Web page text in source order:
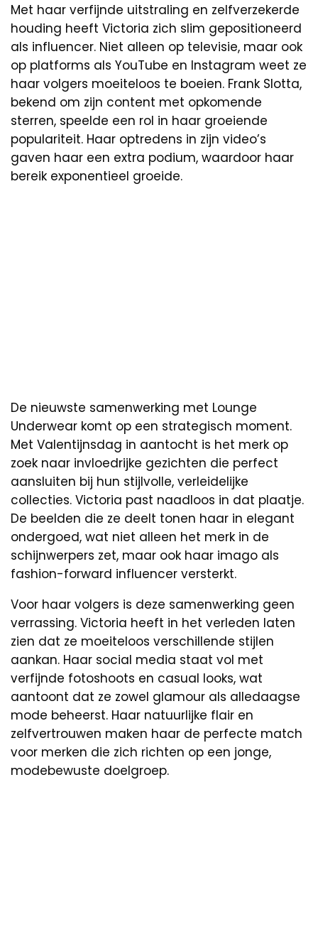
Met haar verfijnde uitstraling en zelfverzekerde
houding heeft Victoria zich slim gepositioneerd
als influencer. Niet alleen op televisie, maar ook
op platforms als YouTube en Instagram weet ze
haar volgers moeiteloos te boeien. Frank Slotta,
bekend om zijn content met opkomende
sterren, speelde een rol in haar groeiende
populariteit. Haar optredens in zijn video’s
gaven haar een extra podium, waardoor haar
bereik exponentieel groeide.
De nieuwste samenwerking met Lounge
Underwear komt op een strategisch moment.
Met Valentijnsdag in aantocht is het merk op
zoek naar invloedrijke gezichten die perfect
aansluiten bij hun stijlvolle, verleidelijke
collecties. Victoria past naadloos in dat plaatje.
De beelden die ze deelt tonen haar in elegant
ondergoed, wat niet alleen het merk in de
schijnwerpers zet, maar ook haar imago als
fashion-forward influencer versterkt.
Voor haar volgers is deze samenwerking geen
verrassing. Victoria heeft in het verleden laten
zien dat ze moeiteloos verschillende stijlen
aankan. Haar social media staat vol met
verfijnde fotoshoots en casual looks, wat
aantoont dat ze zowel glamour als alledaagse
mode beheerst. Haar natuurlijke flair en
zelfvertrouwen maken haar de perfecte match
voor merken die zich richten op een jonge,
modebewuste doelgroep.